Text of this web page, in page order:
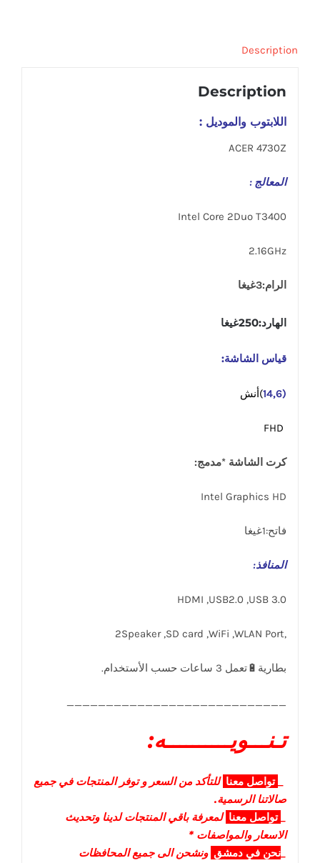
Description
Description
اللابتوب والموديل :
ACER 4730Z
المعالج :
Intel Core 2Duo T3400
2.16GHz
الرام:3غيغا
الهارد:250غيغا
قياس الشاشة:
(14,6 )أنش
كرت الشاشة *مدمج:
Intel Graphics HD
فاتح:1غيغا
المنافذ:
HDMI ,USB2.0 ,USB 3.0
,2Speaker ,SD card ,WiFi ,WLAN Port
____________________________
تـنـــويــــــــــه:
تواصل معنا للتأكد من السعر و توفر المنتجات في جميع
صالاتنا الرسمية.
تواصل معنا لمعرفة باقي المنتجات لدينا وتحديث
الاسعار والمواصفات *
نحن في دمشق ونشحن الى جميع المحافظات